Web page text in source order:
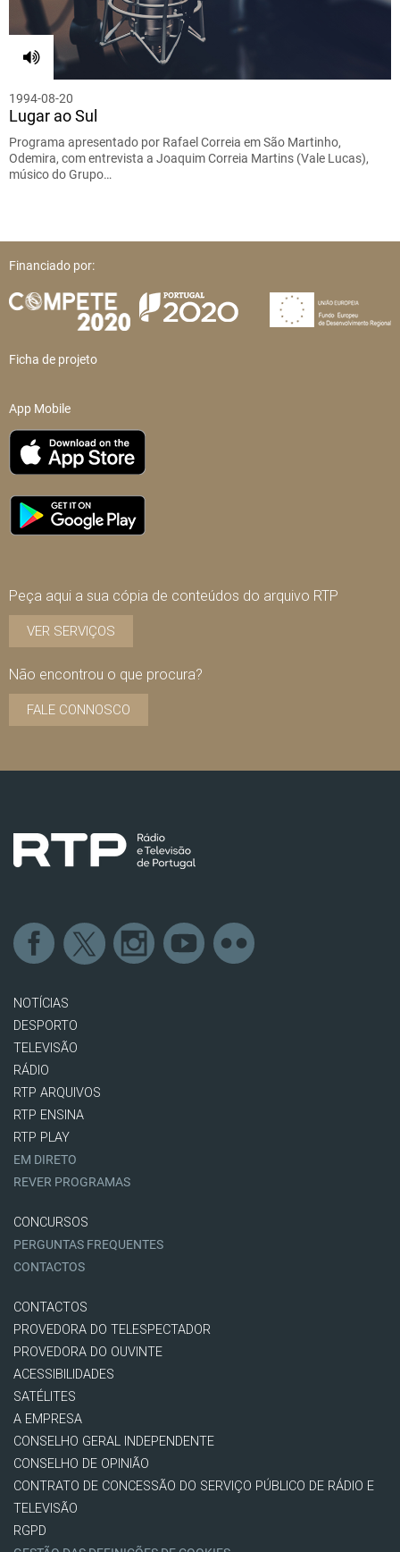
1994-08-20
Lugar ao Sul
Programa apresentado por Rafael Correia em São Martinho,
Odemira, com entrevista a Joaquim Correia Martins (Vale Lucas),
músico do Grupo…
Financiado por:
Ficha de projeto
App Mobile
Peça aqui a sua cópia de conteúdos do arquivo RTP
VER SERVIÇOS
Não encontrou o que procura?
FALE CONNOSCO
NOTÍCIAS
DESPORTO
TELEVISÃO
RÁDIO
RTP ARQUIVOS
RTP ENSINA
RTP PLAY
EM DIRETO
REVER PROGRAMAS
CONCURSOS
PERGUNTAS FREQUENTES
CONTACTOS
CONTACTOS
PROVEDORA DO TELESPECTADOR
PROVEDORA DO OUVINTE
ACESSIBILIDADES
SATÉLITES
A EMPRESA
CONSELHO GERAL INDEPENDENTE
CONSELHO DE OPINIÃO
CONTRATO DE CONCESSÃO DO SERVIÇO PÚBLICO DE RÁDIO E
TELEVISÃO
RGPD